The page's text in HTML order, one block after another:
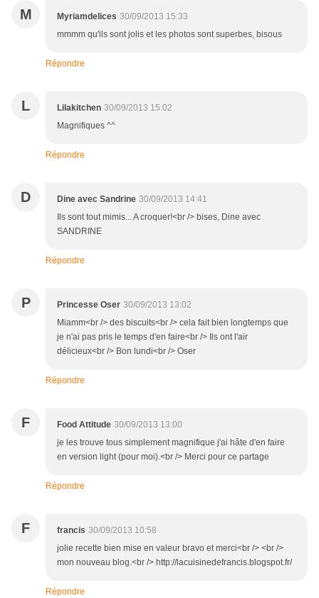
M Myriamdelices 30/09/2013 15:33
mmmm qu'ils sont jolis et les photos sont superbes, bisous
Répondre
L Lilakitchen 30/09/2013 15:02
Magnifiques ^^
Répondre
D Dine avec Sandrine 30/09/2013 14:41
Ils sont tout mimis... A croquer!<br /> bises, Dine avec
SANDRINE
Répondre
P Princesse Oser 30/09/2013 13:02
Miamm<br /> des biscuits<br /> cela fait bien longtemps que
je n'ai pas pris le temps d'en faire<br /> Ils ont l'air
délicieux<br /> Bon lundi<br /> Oser
Répondre
F Food Attitude 30/09/2013 13:00
je les trouve tous simplement magnifique j'ai hâte d'en faire
en version light (pour moi).<br /> Merci pour ce partage
Répondre
F francis 30/09/2013 10:58
jolie recette bien mise en valeur bravo et merci<br /> <br />
mon nouveau blog.<br /> http://lacuisinedefrancis.blogspot.fr/
Répondre